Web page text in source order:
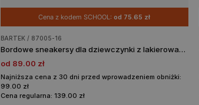
Cena z kodem SCHOOL:od 75.65 zł
BARTEK / 87005-16
Bordowe sneakersy dla dziewczynki z lakierowanymi elementami BARTEK 87005-16
od 89.00 zł
Najniższa cena z 30 dni przed wprowadzeniem obniżki:
99.00 zł
Cena regularna: 139.00 zł